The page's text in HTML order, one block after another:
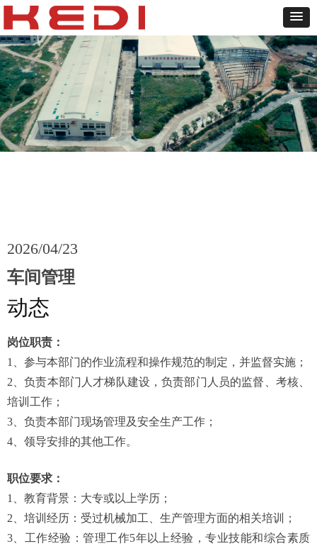
车间管理
岗位职责：
1、参与本部门的作业流程和操作规范的制定，并监督实施；
2、负责本部门人才梯队建设，负责部门人员的监督、考核、
培训工作；
3、负责本部门现场管理及安全生产工作；
4、领导安排的其他工作。
职位要求：
1、教育背景：大专或以上学历；
2、培训经历：受过机械加工、生产管理方面的相关培训；
3、工作经验：管理工作5年以上经验，专业技能和综合素质
动态
2026/04/23